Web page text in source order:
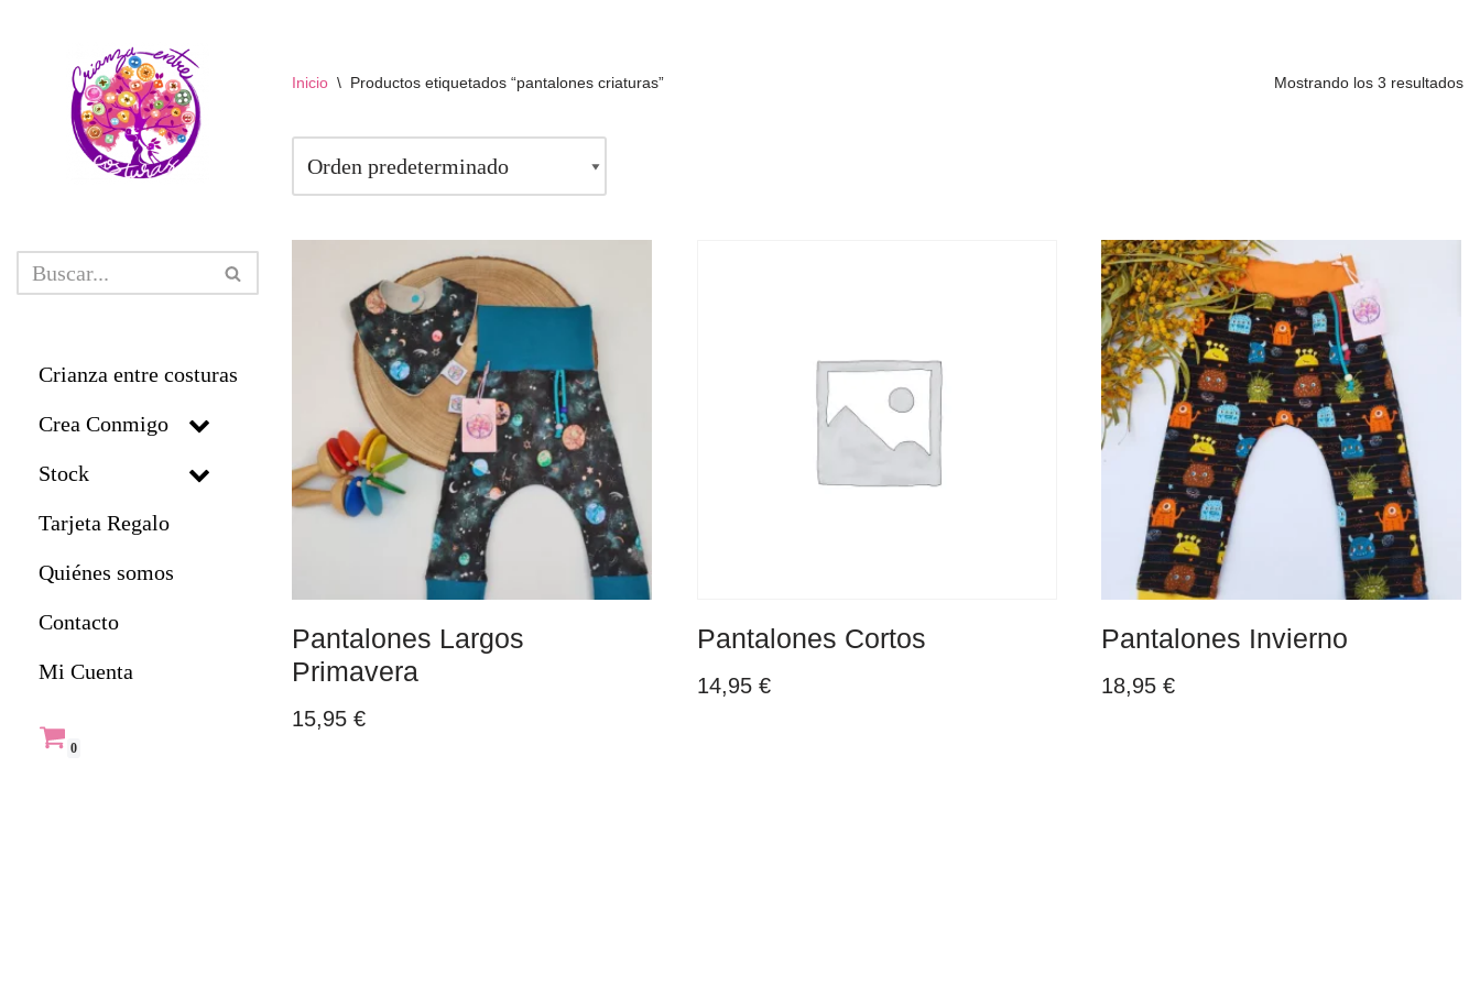
contenido
Crianza entre costuras
Crea Conmigo
Stock
Tarjeta Regalo
Quiénes somos
Contacto
Mi Cuenta
0
Inicio \ Productos etiquetados “pantalones criaturas” Mostrando los 3 resultados
Pantalones Largos
Primavera
15,95 €
Pantalones Cortos
14,95 €
Pantalones Invierno
18,95€